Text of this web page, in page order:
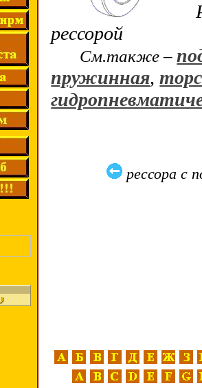
рессорой
См.также –
пружинная,
рессора с